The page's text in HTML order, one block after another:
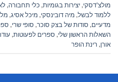
מולצ'דסקי,יצירות בגומיות, כלי תחבורה,
ללמוד לבשל, מיה דובינסקי, מיכל אסיג,
מדעיים, סודות של בצק סוכר, סופי שרי,
השאלות הראשון שלי, ספרים לפעוטות,
אורן, רינת הופר